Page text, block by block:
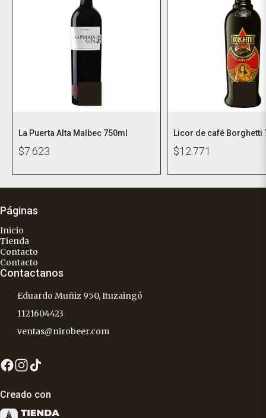
La Puerta Alta Malbec 750ml
$7.623
Licor de café Borghetti
$12.771
Páginas
Inicio
Tienda
Contacto
Contacto
Contactanos
Eduardo Muñiz 950, Ituzaingó
1121604423
ventas@nirobeer.com
Creado con